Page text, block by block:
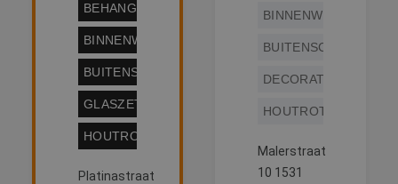
BEHANGWERK
BINNENWERK
BUITENSCHILDERWERK
GLASZETTEN
HOUTROTREPARATIE
Platinastraat
BINNENWERK
HOUTROTREPARATIE
Malerstraat
10 1531